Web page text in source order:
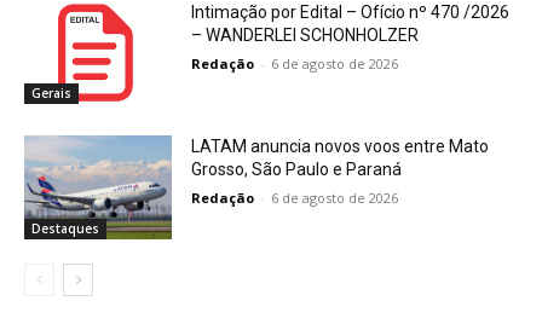
Gerais
Intimação por Edital – Ofício nº 470 /2026
– WANDERLEI SCHONHOLZER
Redação - 6 de agosto de 2026
Destaques
LATAM anuncia novos voos entre Mato
Grosso, São Paulo e Paraná
Redação - 6 de agosto de 2026